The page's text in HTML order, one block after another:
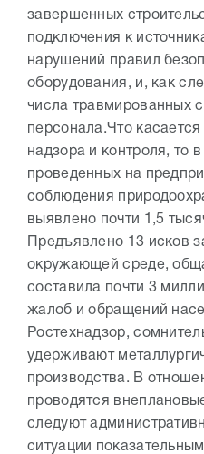
завершенных
подключения к
нарушений правил
оборудования, и, как
числа травмированных
персонала.Что
надзора и контроля, то
проведенных на
соблюдения
выявлено почти 1,5
Предъявлено 13 исков
окружающей среде,
составила почти 3
жалоб и обращений
Ростехнадзор,
удерживают
производства. В
проводятся
следуют
ситуации